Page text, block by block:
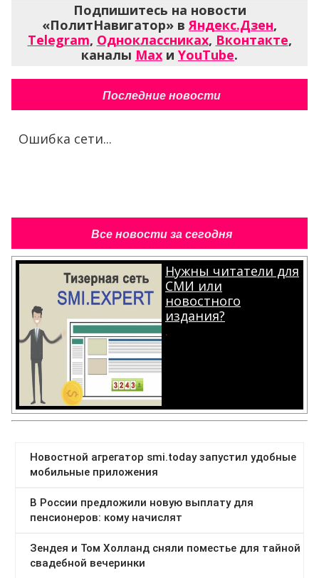
Подпишитесь на новости
«ПолитНавигатор» в Яндекс.Дзен,
Telegram, Одноклассниках, Вконтакте,
каналы Max и YouTube.
Последние новости
Ошибка сети...
Все новости за сегодня
Нужны читатели для
СМИ или
новостного
издания?
.